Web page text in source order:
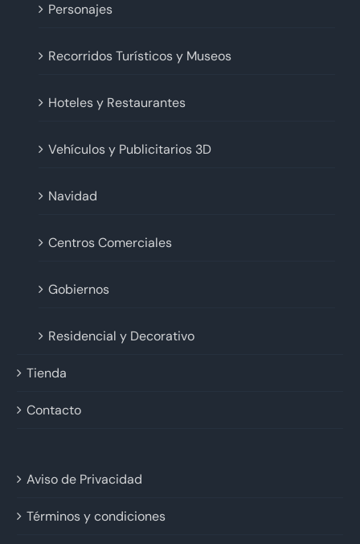
Personajes
Recorridos Turísticos y Museos
Hoteles y Restaurantes
Vehículos y Publicitarios 3D
Navidad
Centros Comerciales
Gobiernos
Residencial y Decorativo
Tienda
Contacto
Aviso de Privacidad
Términos y condiciones